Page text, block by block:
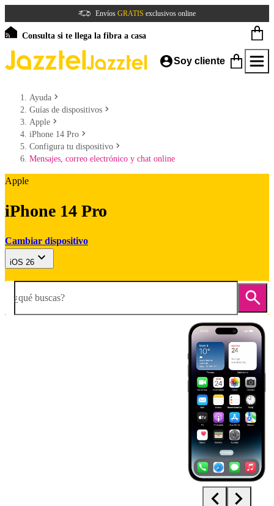
Envíos GRATIS exclusivos online
Consulta si te llega la fibra a casa
Soy cliente
Ayuda
Guías de dispositivos
Apple
iPhone 14 Pro
Configura tu dispositivo
Mensajes, correo electrónico y chat online
Apple
iPhone 14 Pro
Cambiar dispositivo
iOS 26
¿qué buscas?